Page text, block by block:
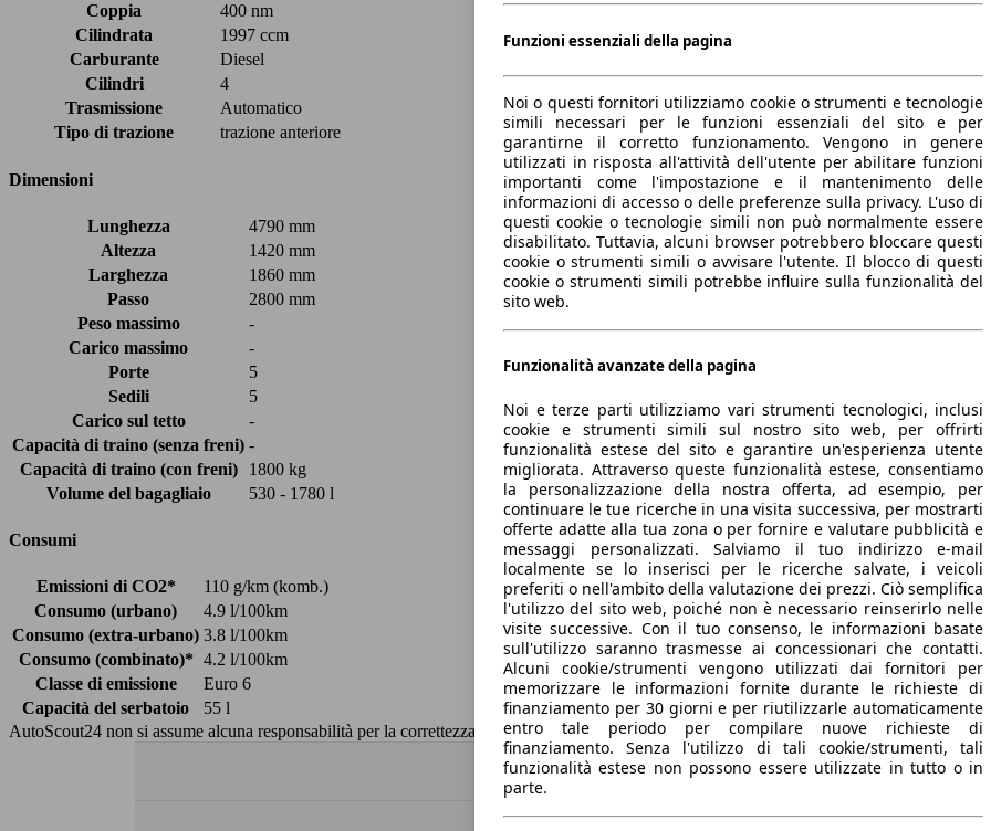
Coppia
400 nm
Cilindrata
1997 ccm
Carburante
Diesel
Cilindri
4
Trasmissione
Automatico
Tipo di trazione
trazione anteriore
Dimensioni
Lunghezza
4790 mm
Altezza
1420 mm
Larghezza
1860 mm
Passo
2800 mm
Peso massimo
-
Carico massimo
-
Porte
5
Sedili
5
Carico sul tetto
-
Capacità di traino (senza freni) -
Capacità di traino (con freni)
1800 kg
Volume del bagagliaio
530 - 1780 l
Consumi
Emissioni di CO2*
110 g/km (komb.)
Consumo (urbano)
4.9 l/100km
Consumo (extra-urbano) 3.8 l/100km
Consumo (combinato)* 4.2 l/100km
Classe di emissione
Euro 6
Capacità del serbatoio
55 l
AutoScout24 non si assume alcuna responsabilità per la correttezza dei dati.
Funzioni essenziali della pagina
Noi o questi fornitori utilizziamo cookie o strumenti e tecnologie
simili necessari per le funzioni essenziali del sito e per
garantirne il corretto funzionamento. Vengono in genere
utilizzati in risposta all'attività dell'utente per abilitare funzioni
importanti come l'impostazione e il mantenimento delle
informazioni di accesso o delle preferenze sulla privacy. L'uso di
questi cookie o tecnologie simili non può normalmente essere
disabilitato. Tuttavia, alcuni browser potrebbero bloccare questi
cookie o strumenti simili o avvisare l'utente. Il blocco di questi
cookie o strumenti simili potrebbe influire sulla funzionalità del
sito web.
Funzionalità avanzate della pagina
Noi e terze parti utilizziamo vari strumenti tecnologici, inclusi
cookie e strumenti simili sul nostro sito web, per offrirti
funzionalità estese del sito e garantire un'esperienza utente
migliorata. Attraverso queste funzionalità estese, consentiamo
la personalizzazione della nostra offerta, ad esempio, per
continuare le tue ricerche in una visita successiva, per mostrarti
offerte adatte alla tua zona o per fornire e valutare pubblicità e
messaggi personalizzati. Salviamo il tuo indirizzo e-mail
localmente se lo inserisci per le ricerche salvate, i veicoli
preferiti o nell'ambito della valutazione dei prezzi. Ciò semplifica
l'utilizzo del sito web, poiché non è necessario reinserirlo nelle
visite successive. Con il tuo consenso, le informazioni basate
sull'utilizzo saranno trasmesse ai concessionari che contatti.
Alcuni cookie/strumenti vengono utilizzati dai fornitori per
memorizzare le informazioni fornite durante le richieste di
finanziamento per 30 giorni e per riutilizzarle automaticamente
entro tale periodo per compilare nuove richieste di
finanziamento. Senza l'utilizzo di tali cookie/strumenti, tali
funzionalità estese non possono essere utilizzate in tutto o in
parte.